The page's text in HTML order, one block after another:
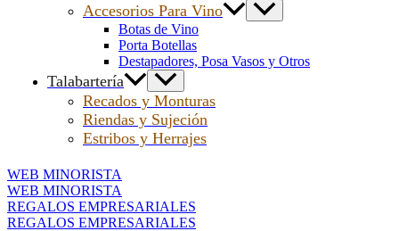
Accesorios Para Vino
Botas de Vino
Porta Botellas
Destapadores, Posa Vasos y Otros
Talabartería
Recados y Monturas
Riendas y Sujeción
Estribos y Herrajes
WEB MINORISTA
WEB MINORISTA
REGALOS EMPRESARIALES
REGALOS EMPRESARIALES